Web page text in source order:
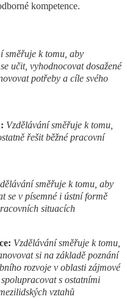
kompetence.
směřuje k tomu, aby
učit, vyhodnocovat dosažené
potřeby a cíle svého
Vzdělávání směřuje k tomu,
řešit běžné pracovní
směřuje k tomu, aby
se v písemné i ústní formě
situacích
Vzdělávání směřuje k tomu,
si na základě poznání
rozvoje v oblasti zájmové
s ostatními
vztahů